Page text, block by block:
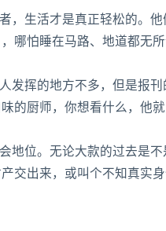
，生活才是真正轻松的。
哪怕睡在马路、地道都无所
发挥的地方不多，但是报
的厨师，你想看什么，他就
地位。无论大款的过去是
交出来，或叫个不知真实